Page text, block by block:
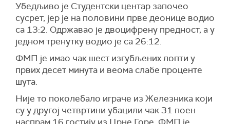
Убедљиво је Студентски центар започео
сусрет, јер је на половини прве деонице водио
са 13:2. Одржавао је двоцифрену предност, а у
једном тренутку водио је са 26:12.
ФМП је имао чак шест изгубљених лопти у
првих десет минута и веома слабе проценте
шута.
Није то поколебало играче из Железника који
су у другој четвртини убацили чак 31 поен